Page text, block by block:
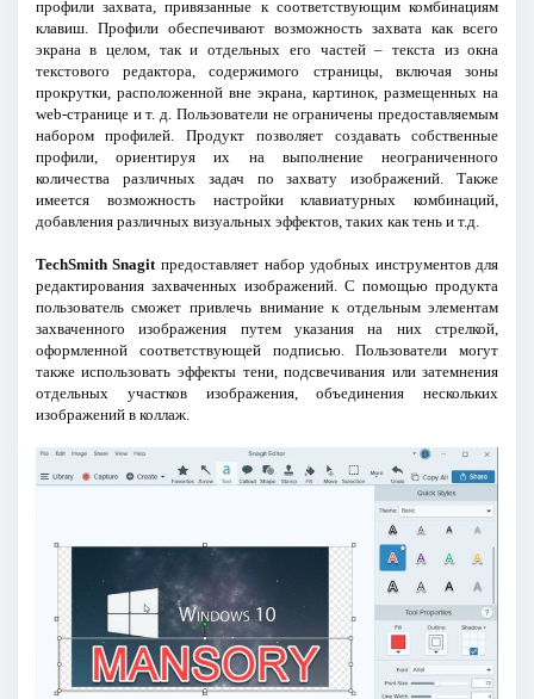
профили захвата, привязанные к соответствующим комбинациям
клавиш. Профили обеспечивают возможность захвата как всего
экрана в целом, так и отдельных его частей – текста из окна
текстового редактора, содержимого страницы, включая зоны
прокрутки, расположенной вне экрана, картинок, размещенных на
web-странице и т. д. Пользователи не ограничены предоставляемым
набором профилей. Продукт позволяет создавать собственные
профили, ориентируя их на выполнение неограниченного
количества различных задач по захвату изображений. Также
имеется возможность настройки клавиатурных комбинаций,
добавления различных визуальных эффектов, таких как тень и т.д.
TechSmith Snagitпредоставляет набор удобных инструментов для
редактирования захваченных изображений. С помощью продукта
пользователь сможет привлечь внимание к отдельным элементам
захваченного изображения путем указания на них стрелкой,
оформленной соответствующей подписью. Пользователи могут
также использовать эффекты тени, подсвечивания или затемнения
отдельных участков изображения, объединения нескольких
изображений в коллаж.